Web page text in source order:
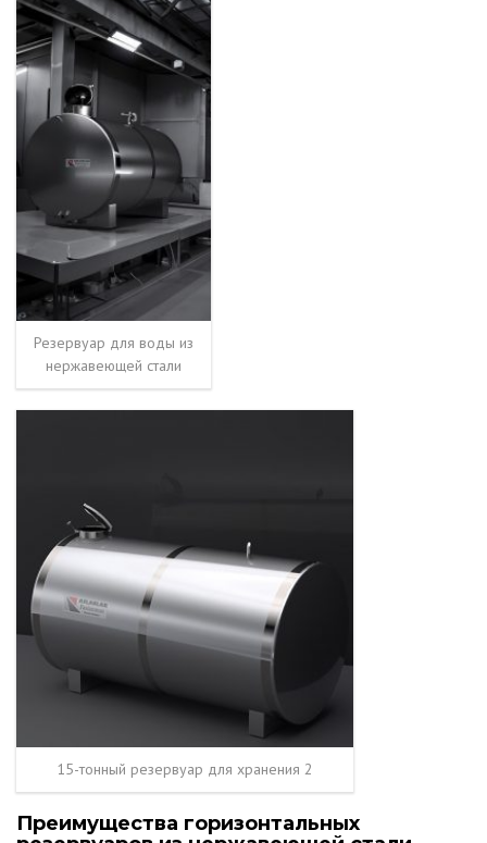
Резервуар для воды из
нержавеющей стали
15-тонный резервуар для хранения 2
Преимущества горизонтальных